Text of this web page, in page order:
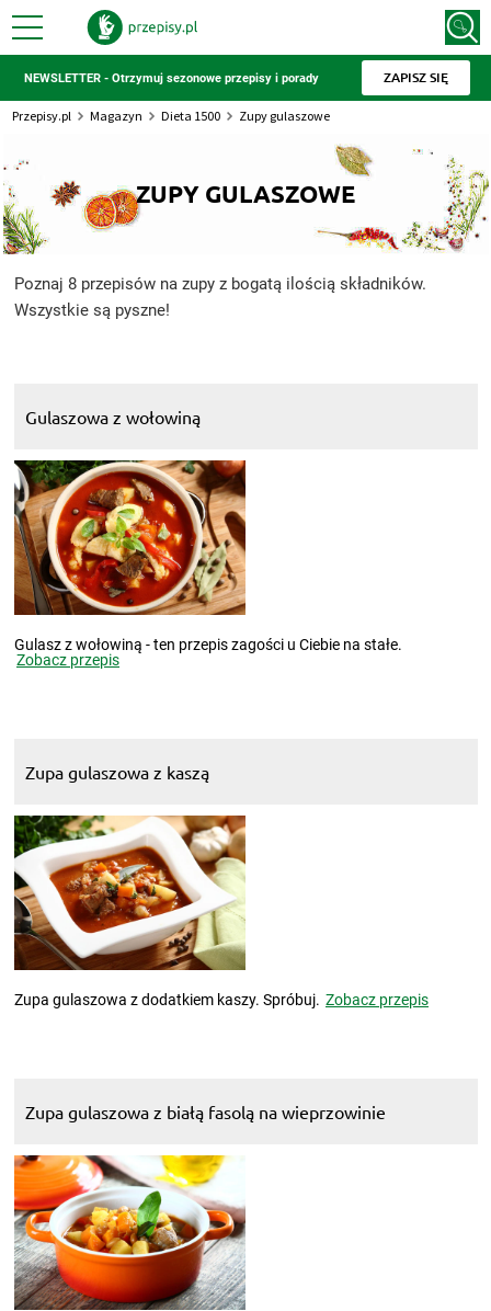
NEWSLETTER - Otrzymuj sezonowe przepisy i porady ZAPISZ SIĘ
Przepisy.pl Magazyn Dieta 1500 Zupy gulaszowe
ZUPY GULASZOWE
Poznaj 8 przepisów na zupy z bogatą ilością składników.
Wszystkie są pyszne!
Gulaszowa z wołowiną
Gulasz z wołowiną - ten przepis zagości u Ciebie na stałe.
Zobacz przepis
Zupa gulaszowa z kaszą
Zupa gulaszowa z dodatkiem kaszy. Spróbuj. Zobacz przepis
Zupa gulaszowa z białą fasolą na wieprzowinie